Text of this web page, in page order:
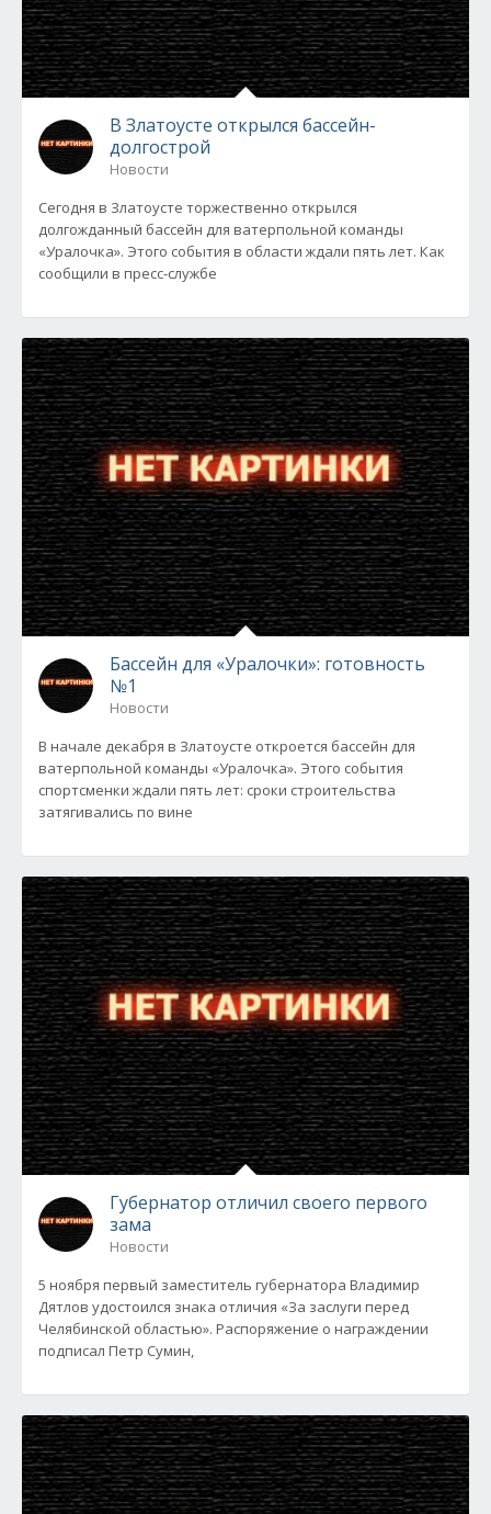
В Златоусте открылся бассейн-
долгострой
Новости
Сегодня в Златоусте торжественно открылся
долгожданный бассейн для ватерпольной команды
«Уралочка». Этого события в области ждали пять лет. Как
сообщили в пресс-службе
Бассейн для «Уралочки»: готовность
№1
Новости
В начале декабря в Златоусте откроется бассейн для
ватерпольной команды «Уралочка». Этого события
спортсменки ждали пять лет: сроки строительства
затягивались по вине
Губернатор отличил своего первого
зама
Новости
5 ноября первый заместитель губернатора Владимир
Дятлов удостоился знака отличия «За заслуги перед
Челябинской областью». Распоряжение о награждении
подписал Петр Сумин,